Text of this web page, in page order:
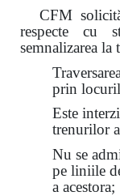
CFM
respecte cu
semnalizarea la
prin
Este
trenurilor
Nu se
pe liniile
a acestora;